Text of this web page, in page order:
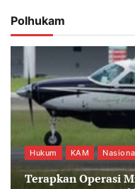
Polhukam
Hukum KAM
Terapkan Operasi